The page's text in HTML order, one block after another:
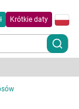
Krótkie daty